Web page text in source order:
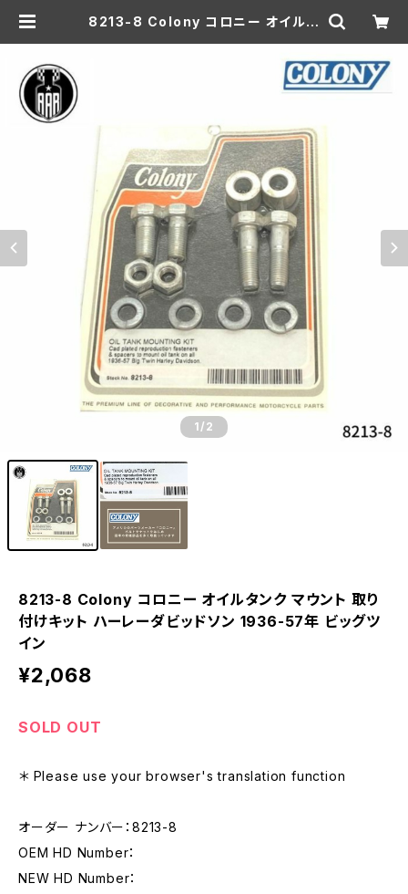
8213-8 Colony コロニー オイルタ
1/2
8213-8 Colony コロニー オイルタンク マウント 取り
付けキット ハーレーダビッドソン 1936-57年 ビッグツ
イン
¥2,068
SOLD OUT
＊ Please use your browser's translation function
オーダー ナンバー：8213-8
OEM HD Number：
NEW HD Number：